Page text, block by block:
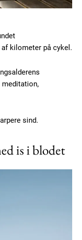
kilometer på cykel.
meditation,
sind.
is i blodet